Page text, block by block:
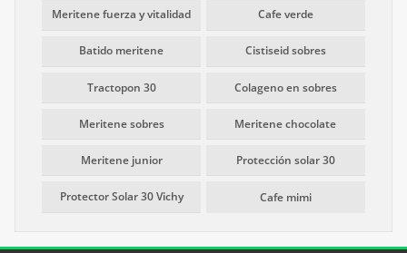
Meritene fuerza y vitalidad Cafe verde
Batido meritene Cistiseid sobres
Tractopon 30 Colageno en sobres
Meritene sobres Meritene chocolate
Meritene junior Protección solar 30
Protector Solar 30 Vichy Cafe mimi